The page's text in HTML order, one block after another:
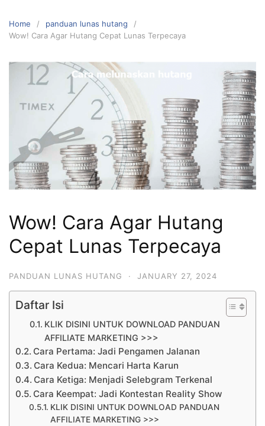
Home
panduan lunas hutang
Wow! Cara Agar Hutang Cepat Lunas Terpecaya
Wow! Cara Agar Hutang
Cepat Lunas Terpecaya
PANDUAN LUNAS HUTANG · JANUARY 27, 2024
Daftar Isi
KLIK DISINI UNTUK DOWNLOAD PANDUAN
AFFILIATE MARKETING >>>
Cara Pertama: Jadi Pengamen Jalanan
Cara Kedua: Mencari Harta Karun
Cara Ketiga: Menjadi Selebgram Terkenal
Cara Keempat: Jadi Kontestan Reality Show
KLIK DISINI UNTUK DOWNLOAD PANDUAN
AFFILIATE MARKETING >>>